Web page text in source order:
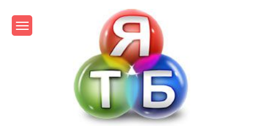
content